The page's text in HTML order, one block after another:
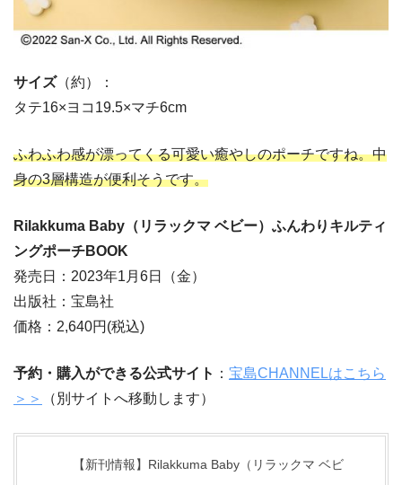
サイズ（約）：
タテ16×ヨコ19.5×マチ6cm
ふわふわ感が漂ってくる可愛い癒やしのポーチですね。中
身の3層構造が便利そうです。
Rilakkuma Baby（リラックマ ベビー）ふんわりキルティ
ングポーチBOOK
発売日：2023年1月6日（金）
出版社：宝島社
価格：2,640円(税込)
予約・購入ができる公式サイト ： 宝島CHANNELはこちら
＞＞
（別サイトへ移動します）
【新刊情報】Rilakkuma Baby（リラックマ ベビ